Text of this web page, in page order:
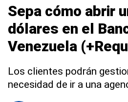
Sepa cómo abrir
dólares en el
Venezuela
Los clientes podrán
necesidad de ir a una